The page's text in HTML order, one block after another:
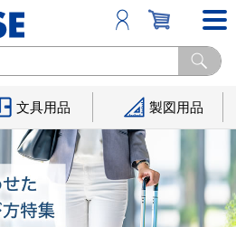
文具用品 製図用品